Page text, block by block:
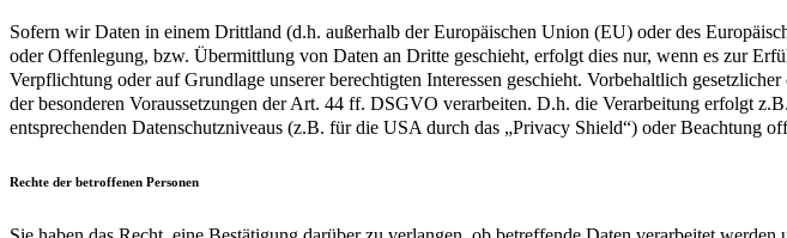
Sofern wir Daten in einem Drittland (d.h. außerhalb der Europäischen Union (EU) oder des
oder Offenlegung, bzw. Übermittlung von Daten an Dritte geschieht, erfolgt dies nur, wenn es zur
Verpflichtung oder auf Grundlage unserer berechtigten Interessen geschieht. Vorbehaltlich
der besonderen Voraussetzungen der Art. 44 ff. DSGVO verarbeiten. D.h. die Verarbeitung erfolgt
entsprechenden Datenschutzniveaus (z.B. für die USA durch das „Privacy Shield“) oder Beachtung
Rechte der betroffenen Personen